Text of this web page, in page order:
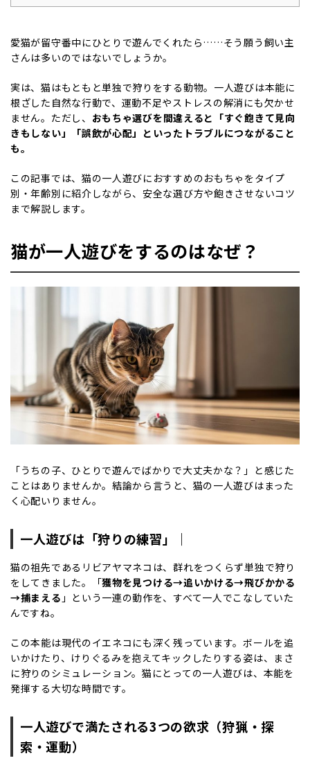
愛猫が留守番中にひとりで遊んでくれたら……そう願う飼い主
さんは多いのではないでしょうか。
実は、猫はもともと単独で狩りをする動物。一人遊びは本能に
根ざした自然な行動で、運動不足やストレスの解消にも欠かせ
ません。ただし、 おもちゃ選びを間違えると「すぐ飽きて見向
きもしない」「誤飲が心配」といったトラブルにつながること
も。
この記事では、猫の一人遊びにおすすめのおもちゃをタイプ
別・年齢別に紹介しながら、安全な選び方や飽きさせないコツ
まで解説します。
猫が一人遊びをするのはなぜ？
「うちの子、ひとりで遊んでばかりで大丈夫かな？」と感じた
ことはありませんか。結論から言うと、猫の一人遊びはまった
く心配いりません。
一人遊びは「狩りの練習」｜
猫の祖先であるリビアヤマネコは、群れをつくらず単独で狩り
をしてきました。「獲物を見つける→追いかける→飛びかかる
→捕まえる 」という一連の動作を、すべて一人でこなしていた
んですね。
この本能は現代のイエネコにも深く残っています。ボールを追
いかけたり、けりぐるみを抱えてキックしたりする姿は、まさ
に狩りのシミュレーション。猫にとっての一人遊びは、本能を
発揮する大切な時間です。
一人遊びで満たされる3つの欲求（狩猟・探
索・運動）